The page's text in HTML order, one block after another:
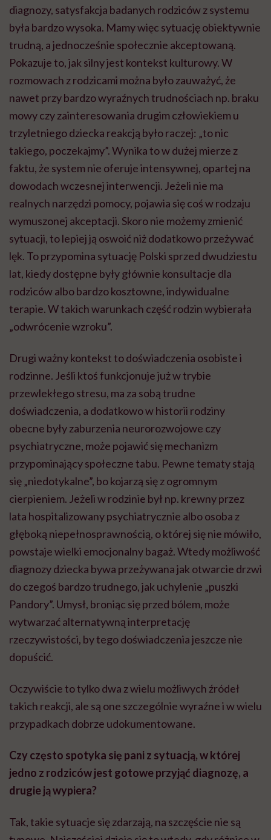
diagnozy, satysfakcja badanych rodziców z systemu
była bardzo wysoka. Mamy więc sytuację obiektywnie
trudną, a jednocześnie społecznie akceptowaną.
Pokazuje to, jak silny jest kontekst kulturowy. W
rozmowach z rodzicami można było zauważyć, że
nawet przy bardzo wyraźnych trudnościach np. braku
mowy czy zainteresowania drugim człowiekiem u
trzyletniego dziecka reakcją było raczej: „to nic
takiego, poczekajmy”. Wynika to w dużej mierze z
faktu, że system nie oferuje intensywnej, opartej na
dowodach wczesnej interwencji. Jeżeli nie ma
realnych narzędzi pomocy, pojawia się coś w rodzaju
wymuszonej akceptacji. Skoro nie możemy zmienić
sytuacji, to lepiej ją oswoić niż dodatkowo przeżywać
lęk. To przypomina sytuację Polski sprzed dwudziestu
lat, kiedy dostępne były głównie konsultacje dla
rodziców albo bardzo kosztowne, indywidualne
terapie. W takich warunkach część rodzin wybierała
„odwrócenie wzroku”.
Drugi ważny kontekst to doświadczenia osobiste i
rodzinne. Jeśli ktoś funkcjonuje już w trybie
przewlekłego stresu, ma za sobą trudne
doświadczenia, a dodatkowo w historii rodziny
obecne były zaburzenia neurorozwojowe czy
psychiatryczne, może pojawić się mechanizm
przypominający społeczne tabu. Pewne tematy stają
się „niedotykalne”, bo kojarzą się z ogromnym
cierpieniem. Jeżeli w rodzinie był np. krewny przez
lata hospitalizowany psychiatrycznie albo osoba z
głęboką niepełnosprawnością, o której się nie mówiło,
powstaje wielki emocjonalny bagaż. Wtedy możliwość
diagnozy dziecka bywa przeżywana jak otwarcie drzwi
do czegoś bardzo trudnego, jak uchylenie „puszki
Pandory”. Umysł, broniąc się przed bólem, może
wytwarzać alternatywną interpretację
rzeczywistości, by tego doświadczenia jeszcze nie
dopuścić.
Oczywiście to tylko dwa z wielu możliwych źródeł
takich reakcji, ale są one szczególnie wyraźne i w wielu
przypadkach dobrze udokumentowane.
Czy często spotyka się pani z sytuacją, w której
jedno z rodziców jest gotowe przyjąć diagnozę, a
drugie ją wypiera?
Tak, takie sytuacje się zdarzają, na szczęście nie są